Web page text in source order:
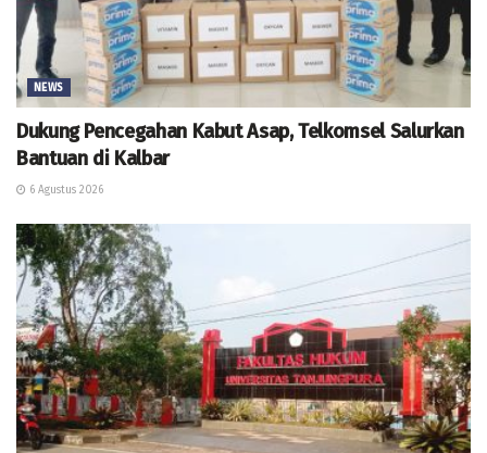
NEWS
Dukung Pencegahan Kabut Asap, Telkomsel Salurkan
Bantuan di Kalbar
6 Agustus 2026